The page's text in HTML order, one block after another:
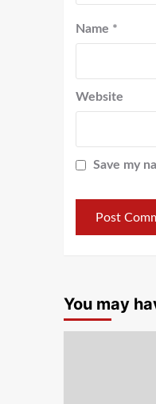
Name *
Website
Save my
You may